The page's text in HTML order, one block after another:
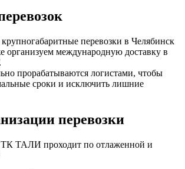
перевозки в Челябинск
организуем международную доставку в
прорабатываются логистами, чтобы
сроки и исключить лишние
перевозки
ТК ТАЛИ проходит по отлаженной и